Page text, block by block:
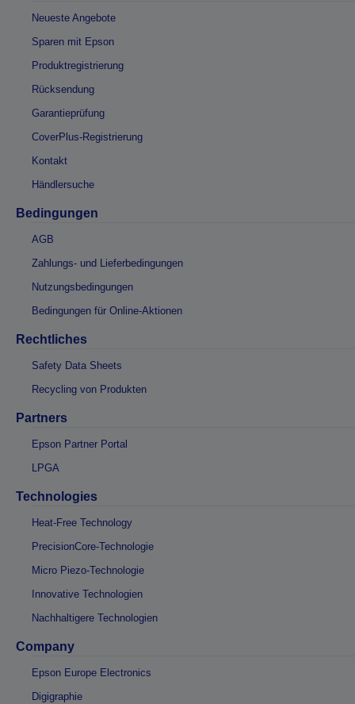
Neueste Angebote
Sparen mit Epson
Produktregistrierung
Rücksendung
Garantieprüfung
CoverPlus-Registrierung
Kontakt
Händlersuche
Bedingungen
AGB
Zahlungs- und Lieferbedingungen
Nutzungsbedingungen
Bedingungen für Online-Aktionen
Rechtliches
Safety Data Sheets
Recycling von Produkten
Partners
Epson Partner Portal
LPGA
Technologies
Heat-Free Technology
PrecisionCore-Technologie
Micro Piezo-Technologie
Innovative Technologien
Nachhaltigere Technologien
Company
Epson Europe Electronics
Digigraphie